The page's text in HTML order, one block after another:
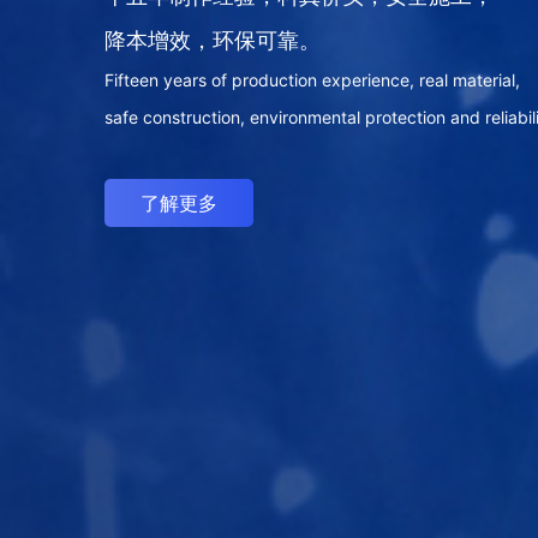
降本增效，环保可靠。
Fifteen years of production experience, real material,
safe construction, environmental protection and
了解更多